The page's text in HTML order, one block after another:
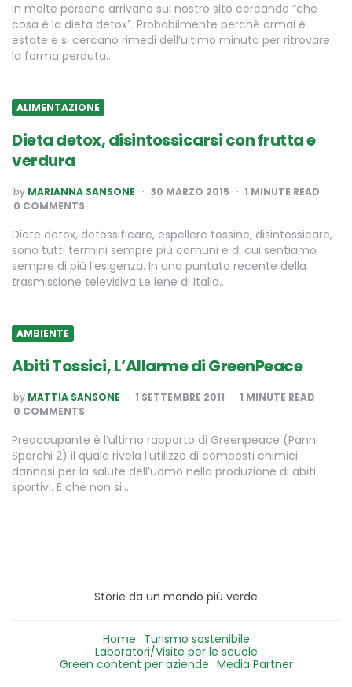
In molte persone arrivano sul nostro sito cercando “che
cosa è la dieta detox”. Probabilmente perché ormai è
estate e si cercano rimedi dell’ultimo minuto per ritrovare
la forma perduta…
ALIMENTAZIONE
Dieta detox, disintossicarsi con frutta e
verdura
POSTED
BY
by MARIANNA SANSONE 30 MARZO 2015 1 MINUTE READ
0 COMMENTS
Diete detox, detossificare, espellere tossine, disintossicare,
sono tutti termini sempre più comuni e di cui sentiamo
sempre di più l’esigenza. In una puntata recente della
trasmissione televisiva Le iene di Italia…
AMBIENTE
Abiti Tossici, L’Allarme di GreenPeace
POSTED
BY
by MATTIA SANSONE 1 SETTEMBRE 2011 1 MINUTE READ
0 COMMENTS
Preoccupante è l’ultimo rapporto di Greenpeace (Panni
Sporchi 2) il quale rivela l’utilizzo di composti chimici
dannosi per la salute dell’uomo nella produzione di abiti
sportivi. E che non si…
Storie da un mondo più verde
Home Turismo sostenibile
Laboratori/Visite per le scuole
Green content per aziende Media Partner